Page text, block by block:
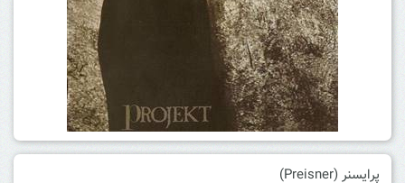
پرایسنر (Preisner)